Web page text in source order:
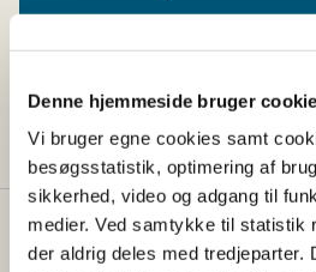
Denne hjemmeside bruger
Vi bruger egne cookies samt
besøgsstatistik, optimering af
sikkerhed, video og adgang til
medier. Ved samtykke til statistik
der aldrig deles med tredjeparter.
eller transportvirksomhed
Fødevarestyrelsen